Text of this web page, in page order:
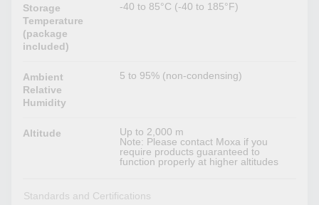
Storage
Temperature
(package
included)
-40 to 85°C (-40 to 185°F)
Ambient
Relative
Humidity
5 to 95% (non-condensing)
Altitude
Up to 2,000 m
Note: Please contact Moxa if you
require products guaranteed to
function properly at higher altitudes
Standards and Certifications